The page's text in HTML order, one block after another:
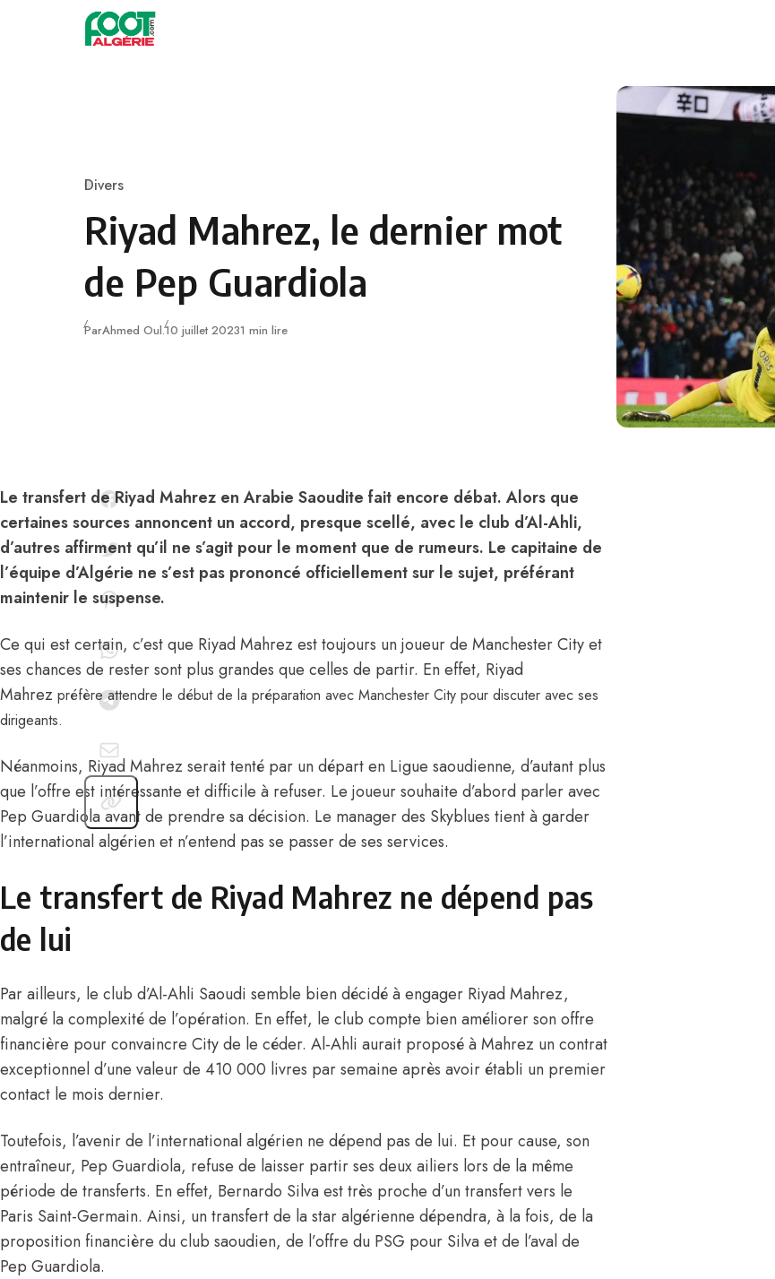
Skip to content
Category
Divers
Riyad Mahrez, le dernier mot
de Pep Guardiola
ParAhmed Oul.Publié
10 juillet 20231 min lire
Le transfert de Riyad Mahrez en Arabie Saoudite fait encore débat. Alors que
certaines sources annoncent un accord, presque scellé, avec le club d’Al-Ahli,
d’autres affirment qu’il ne s’agit pour le moment que de rumeurs. Le capitaine de
l’équipe d’Algérie ne s’est pas prononcé officiellement sur le sujet, préférant
maintenir le suspense.
Ce qui est certain, c’est que Riyad Mahrez est toujours un joueur de Manchester City et
ses chances de rester sont plus grandes que celles de partir. En effet, Riyad
Mahrez préfère attendre le début de la préparation avec Manchester City pour discuter avec ses
dirigeants.
Néanmoins, Riyad Mahrez serait tenté par un départ en Ligue saoudienne, d’autant plus
que l’offre est intéressante et difficile à refuser. Le joueur souhaite d’abord parler avec
Pep Guardiola avant de prendre sa décision. Le manager des Skyblues tient à garder
l’international algérien et n’entend pas se passer de ses services.
Le transfert de Riyad Mahrez ne dépend pas
de lui
Par ailleurs, le club d’Al-Ahli Saoudi semble bien décidé à engager Riyad Mahrez,
malgré la complexité de l’opération. En effet, le club compte bien améliorer son offre
financière pour convaincre City de le céder. Al-Ahli aurait proposé à Mahrez un contrat
exceptionnel d’une valeur de 410 000 livres par semaine après avoir établi un premier
contact le mois dernier.
Toutefois, l’avenir de l’international algérien ne dépend pas de lui. Et pour cause, son
entraîneur, Pep Guardiola, refuse de laisser partir ses deux ailiers lors de la même
période de transferts. En effet, Bernardo Silva est très proche d’un transfert vers le
Paris Saint-Germain. Ainsi, un transfert de la star algérienne dépendra, à la fois, de la
proposition financière du club saoudien, de l’offre du PSG pour Silva et de l’aval de
Pep Guardiola.